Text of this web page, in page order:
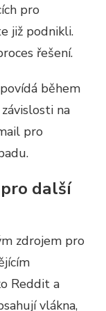
pro
již podnikli.
řešení.
během
na
pro
další
zdrojem pro
Reddit a
vlákna,